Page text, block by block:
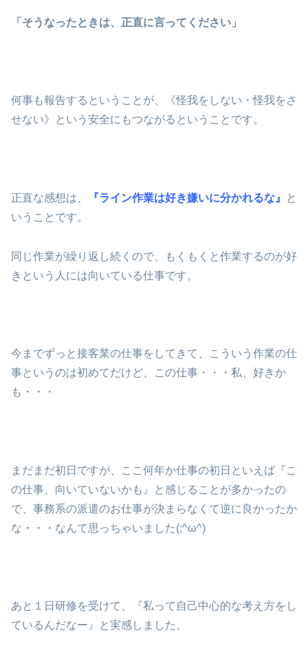
「そうなったときは、正直に言ってください」
何事も報告するということが、《怪我をしない・怪我をさ
せない》という安全にもつながるということです。
正直な感想は、 『ライン作業は好き嫌いに分かれるな』
と
いうことです。
同じ作業が繰り返し続くので、もくもくと作業するのが好
きという人には向いている仕事です。
今までずっと接客業の仕事をしてきて、こういう作業の仕
事というのは初めてだけど、この仕事・・・私、好きか
も・・・
まだまだ初日ですが、ここ何年か仕事の初日といえば『こ
の仕事、向いていないかも』と感じることが多かったの
で、事務系の派遣のお仕事が決まらなくて逆に良かったか
な・・・なんて思っちゃいました(;^ω^)
あと１日研修を受けて、『私って自己中心的な考え方をし
ているんだなー』と実感しました。